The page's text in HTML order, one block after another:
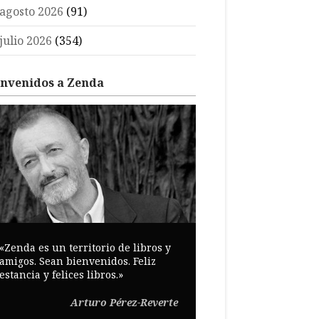
2026 (91)
2026 (354)
a Zenda
es un territorio de libros y
Sean bienvenidos. Feliz
y felices libros.»
Arturo Pérez-Reverte